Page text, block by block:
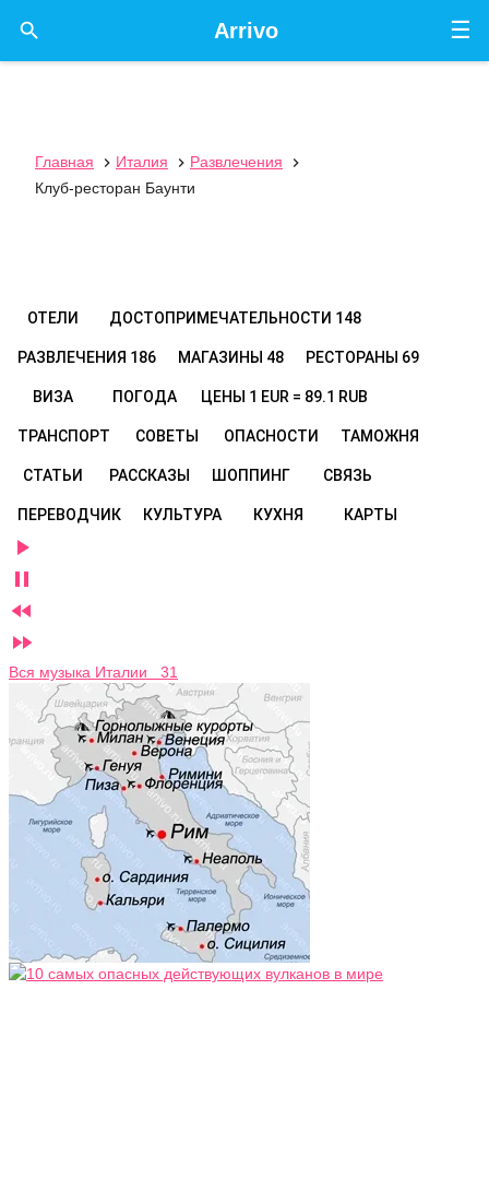
☰
Arrivo

Главная  Италия  Развлечения

Клуб-ресторан Баунти
ОТЕЛИ ДОСТОПРИМЕЧАТЕЛЬНОСТИ 148
РАЗВЛЕЧЕНИЯ 186 МАГАЗИНЫ 48 РЕСТОРАНЫ 69
ВИЗА ПОГОДА ЦЕНЫ 1 EUR = 89.1 RUB
ТРАНСПОРТ СОВЕТЫ ОПАСНОСТИ ТАМОЖНЯ
СТАТЬИ РАССКАЗЫ ШОППИНГ СВЯЗЬ
ПЕРЕВОДЧИК КУЛЬТУРА КУХНЯ КАРТЫ




Вся музыка Италии 31